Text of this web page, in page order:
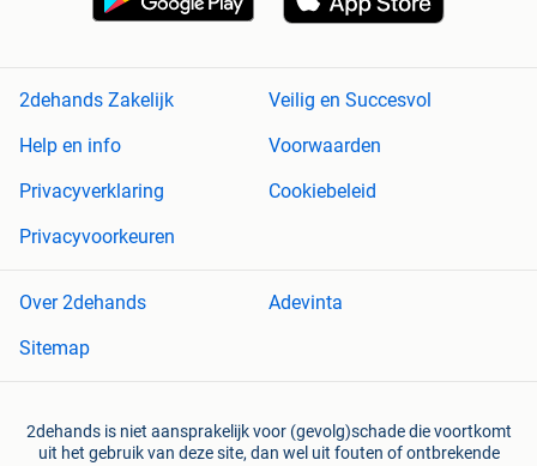
2dehands Zakelijk
Veilig en Succesvol
Help en info
Voorwaarden
Privacyverklaring
Cookiebeleid
Privacyvoorkeuren
Over 2dehands
Adevinta
Sitemap
2dehands is niet aansprakelijk voor (gevolg)schade die voortkomt
uit het gebruik van deze site, dan wel uit fouten of ontbrekende